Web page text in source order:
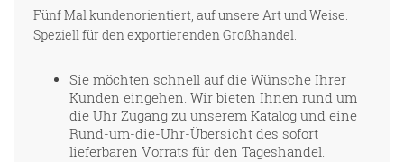
Fünf Mal kundenorientiert, auf unsere Art und Weise.
Speziell für den exportierenden Großhandel.
Sie möchten schnell auf die Wünsche Ihrer
Kunden eingehen. Wir bieten Ihnen rund um
die Uhr Zugang zu unserem Katalog und eine
Rund-um-die-Uhr-Übersicht des sofort
lieferbaren Vorrats für den Tageshandel.